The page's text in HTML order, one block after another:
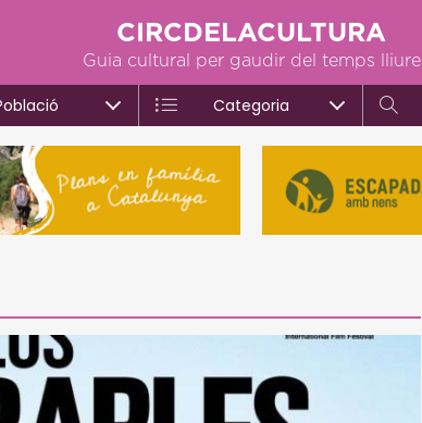
CIRCDELACULTURA
Guia cultural per gaudir del temps lliure
Categoria